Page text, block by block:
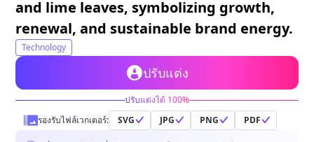
and lime leaves, symbolizing growth,
renewal, and sustainable brand energy.
Technology
ปรับแต่ง
ปรับแต่งได้ 100%
รองรับไฟล์เวกเตอร์:
SVG JPG PNG PDF